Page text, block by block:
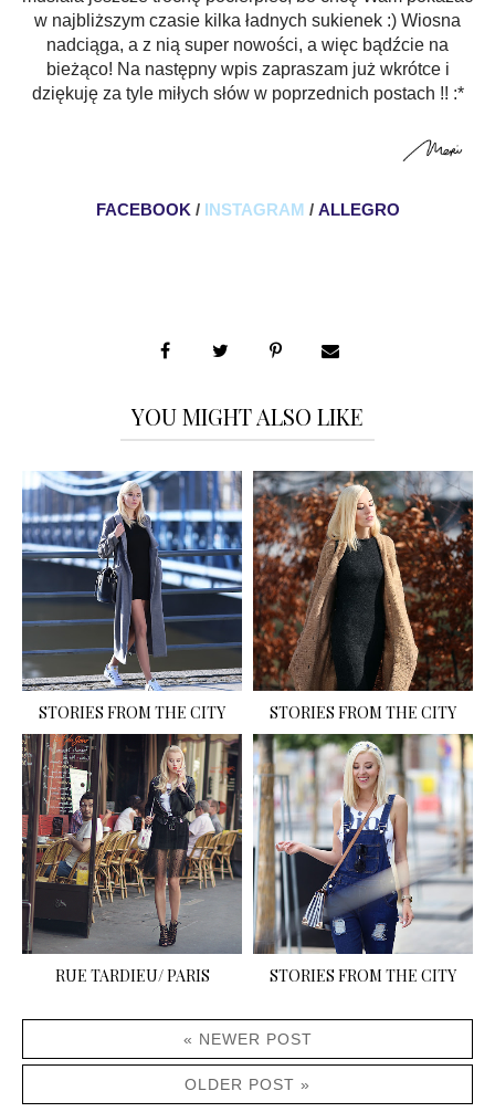
w najbliższym czasie kilka ładnych sukienek :) Wiosna
nadciąga, a z nią super nowości, a więc bądźcie na
bieżąco! Na następny wpis zapraszam już wkrótce i
dziękuję za tyle miłych słów w poprzednich postach !! :*
FACEBOOK / INSTAGRAM / ALLEGRO
YOU MIGHT ALSO LIKE
STORIES FROM THE CITY STORIES FROM THE CITY
RUE TARDIEU/ PARIS STORIES FROM THE CITY
« NEWER POST
OLDER POST »